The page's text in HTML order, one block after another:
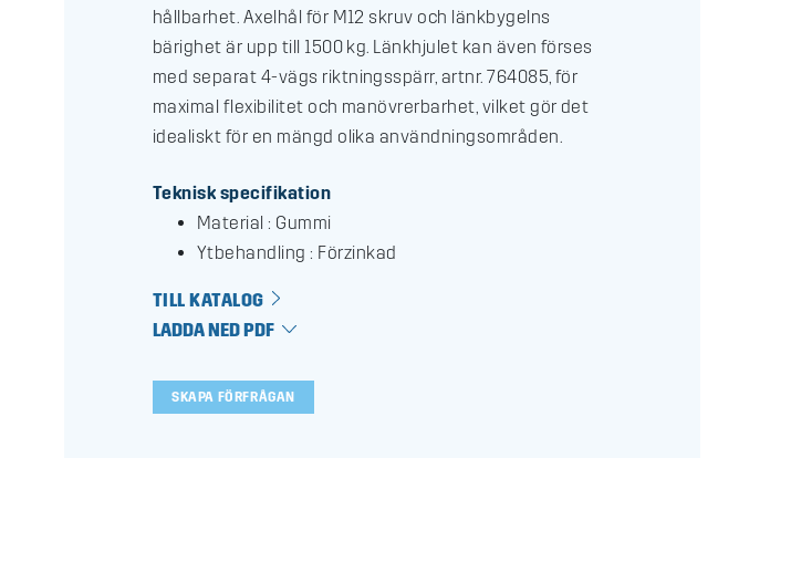
hållbarhet. Axelhål för M12 skruv och länkbygelns
bärighet är upp till 1500 kg. Länkhjulet kan även förses
med separat 4-vägs riktningsspärr, artnr. 764085, för
maximal flexibilitet och manövrerbarhet, vilket gör det
idealiskt för en mängd olika användningsområden.
Teknisk specifikation
Material : Gummi
Ytbehandling : Förzinkad
TILL KATALOG
LADDA NED PDF
SKAPA FÖRFRÅGAN